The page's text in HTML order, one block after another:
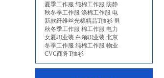
夏季工作服 纯棉工作服 防静
秋冬季工作服 涤棉工作服 电
新款纤维丝光棉精品T恤衫 男
秋冬季工作服 棉工作服 电力
女夏职业装 白领职业装 北京
冬季工作服 纯棉工作服 物业
CVC商务T恤衫